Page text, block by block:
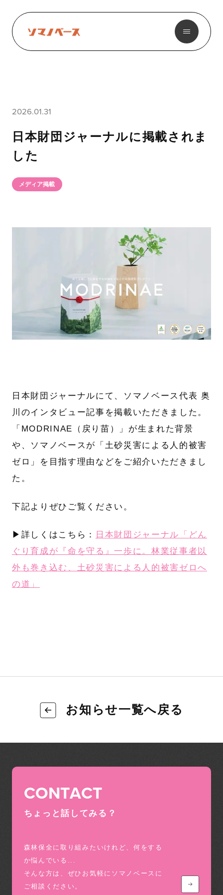
2026.01.31
日本財団ジャーナルに掲載されま
した
メディア掲載
日本財団ジャーナルにて、ソマノベース代表 奥
川のインタビュー記事を掲載いただきました。
「MODRINAE（戻り苗）」が生まれた背景
や、ソマノベースが「土砂災害による人的被害
ゼロ」を目指す理由などをご紹介いただきまし
た。
下記よりぜひご覧ください。
▶︎詳しくはこちら：
日本財団ジャーナル「どん
ぐり育成が『命を守る』一歩に。林業従事者以
外も巻き込む、土砂災害による人的被害ゼロへ
の道」
お知らせ一覧へ戻る
CONTACT
ちょっと話してみる？
森林保全に取り組みたいけれど、何をする
か悩んでいる...
そんな方は、ぜひお気軽にソマノベースに
ご相談ください。